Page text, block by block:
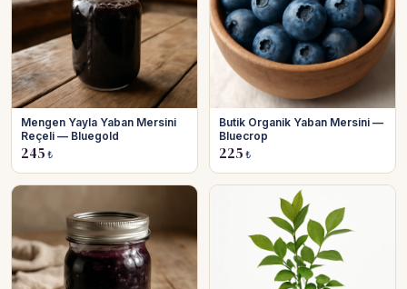
Mengen Yayla Yaban Mersini
Reçeli — Bluegold
245 ₺
Butik Organik Yaban Mersini —
Bluecrop
225 ₺